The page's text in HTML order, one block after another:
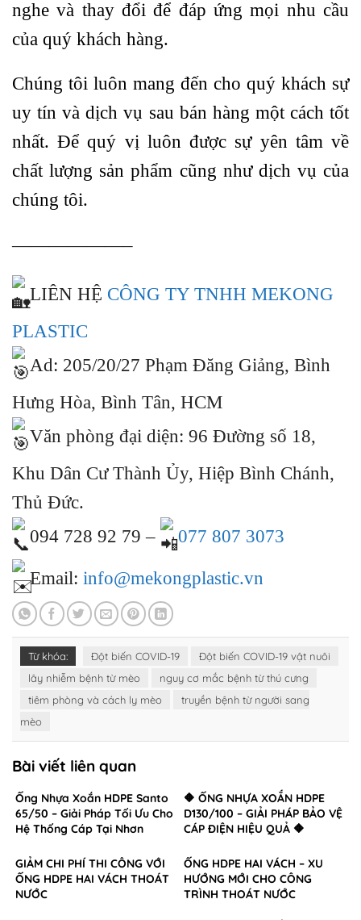
nghe và thay đổi để đáp ứng mọi nhu cầu
của quý khách hàng.
Chúng tôi luôn mang đến cho quý khách sự
uy tín và dịch vụ sau bán hàng một cách tốt
nhất. Để quý vị luôn được sự yên tâm về
chất lượng sản phẩm cũng như dịch vụ của
chúng tôi.
——————–
LIÊN HỆ CÔNG TY TNHH MEKONG
PLASTIC
Ad: 205/20/27 Phạm Đăng Giảng, Bình
Hưng Hòa, Bình Tân, HCM
Văn phòng đại diện: 96 Đường số 18,
Khu Dân Cư Thành Ủy, Hiệp Bình Chánh,
Thủ Đức.
094 728 92 79 –
077 807 3073
Email: info@mekongplastic.vn
Từ khóa: Đột biến COVID-19
Đột biến COVID-19 vật nuôi
lây nhiễm bệnh từ mèo
nguy cơ mắc bệnh từ thú cưng
tiêm phòng và cách ly mèo
truyền bệnh từ người sang
mèo
Bài viết liên quan
Ống Nhựa Xoắn HDPE Santo
65/50 – Giải Pháp Tối Ưu Cho
Hệ Thống Cáp Tại Nhơn
🔶 ỐNG NHỰA XOẮN HDPE
D130/100 – GIẢI PHÁP BẢO VỆ
CÁP ĐIỆN HIỆU QUẢ 🔶
GIẢM CHI PHÍ THI CÔNG VỚI
ỐNG HDPE HAI VÁCH THOÁT
NƯỚC
ỐNG HDPE HAI VÁCH – XU
HƯỚNG MỚI CHO CÔNG
TRÌNH THOÁT NƯỚC